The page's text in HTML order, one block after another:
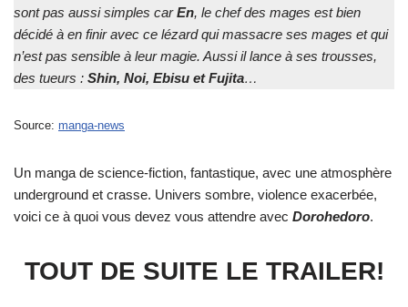
sont pas aussi simples carEn, le chef des mages est bien
décidé à en finir avec ce lézard qui massacre ses mages et qui
n’est pas sensible à leur magie. Aussi il lance à ses trousses,
des tueurs : Shin, Noi, Ebisu et Fujita…
Source: manga-news
Un manga de science-fiction, fantastique, avec une atmosphère
underground et crasse. Univers sombre, violence exacerbée,
voici ce à quoi vous devez vous attendre avec Dorohedoro.
TOUT DE SUITE LE TRAILER!